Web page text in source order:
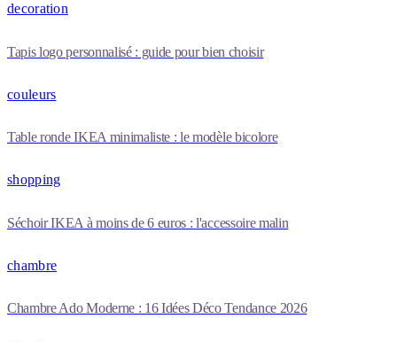
decoration
Tapis logo personnalisé : guide pour bien choisir
couleurs
Table ronde IKEA minimaliste : le modèle bicolore
shopping
Séchoir IKEA à moins de 6 euros : l'accessoire malin
chambre
Chambre Ado Moderne : 16 Idées Déco Tendance 2026